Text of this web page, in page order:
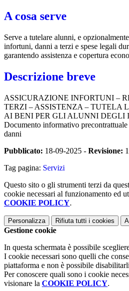
A cosa serve
Serve a tutelare alunni, e
infortuni, danni a terzi e spese legali
garantendo assistenza e copertura
Descrizione breve
ASSICURAZIONE INFORTUNI –
TERZI – ASSISTENZA – TUTELA
AI BENI PER GLI ALUNNI DEGLI
Documento informativo
danni
Pubblicato: 18-09-2025 - Revisione:
Tag pagina: Servizi
Questo sito o gli strumenti terzi da
cookie necessari al funzionamento ed
COOKIE POLICY.
Personalizza Rifiuta tutti i cookies
Gestione cookie
In questa schermata è possibile
I cookie necessari sono quelli che
piattaforma e non è possibile
Per conoscere quali sono i cookie
visionare la COOKIE POLICY.